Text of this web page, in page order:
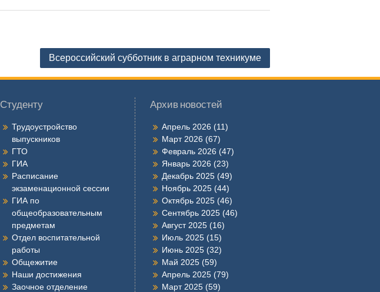
Всероссийский субботник в аграрном техникуме
Студенту
Трудоустройство
выпускников
ГТО
ГИА
Расписание
экзаменационной сессии
ГИА по
общеобразовательным
предметам
Отдел воспитательной
работы
Общежитие
Наши достижения
Заочное отделение
Архив новостей
Апрель 2026 (11)
Март 2026 (67)
Февраль 2026 (47)
Январь 2026 (23)
Декабрь 2025 (49)
Ноябрь 2025 (44)
Октябрь 2025 (46)
Сентябрь 2025 (46)
Август 2025 (16)
Июль 2025 (15)
Июнь 2025 (32)
Май 2025 (59)
Апрель 2025 (79)
Март 2025 (59)